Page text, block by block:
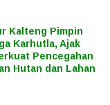
Kalteng Pimpin
Karhutla, Ajak
Pencegahan
Hutan dan Lahan